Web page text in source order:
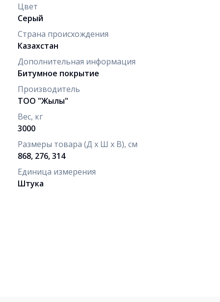
Цвет
Серый
Страна происхождения
Казахстан
Дополнительная информация
Битумное покрытие
Производитель
ТОО "Жылы"
Вес, кг
3000
Размеры товара (Д х Ш х В), см
868, 276, 314
Единица измерения
Штука